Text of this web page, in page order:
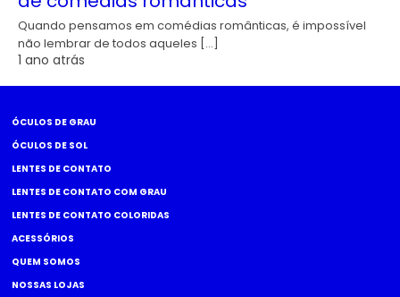
Quando pensamos em comédias românticas, é impossível
não lembrar de todos aqueles […]
1 ano atrás
ÓCULOS DE GRAU
ÓCULOS DE SOL
LENTES DE CONTATO
LENTES DE CONTATO COM GRAU
LENTES DE CONTATO COLORIDAS
ACESSÓRIOS
QUEM SOMOS
NOSSAS LOJAS